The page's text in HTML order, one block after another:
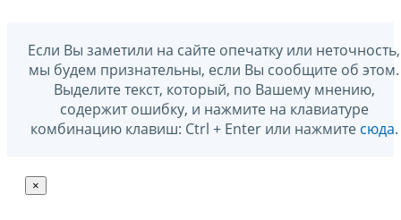
Если Вы заметили на сайте опечатку или неточность,
мы будем признательны, если Вы сообщите об этом.
Выделите текст, который, по Вашему мнению,
содержит ошибку, и нажмите на клавиатуре
комбинацию клавиш: Ctrl + Enter или нажмите сюда.
×